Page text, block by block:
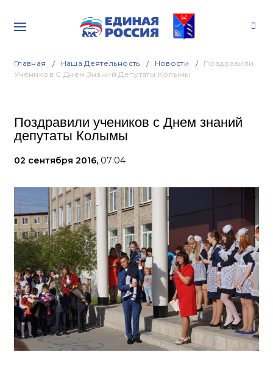
Главная Наша Деятельность Новости
Поздравили
Учеников С Днем Знаний Депутаты Колымы
Поздравили учеников с Днем знаний
депутаты Колымы
02 сентября 2016, 07:04